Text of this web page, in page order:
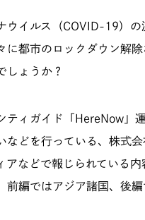
ウイルス（COVID-19）
に都市のロックダウン解
しょうか？
ティガイド「HereNow」
などを行っている、株式
アなどで報じられている
前編ではアジア諸国、後